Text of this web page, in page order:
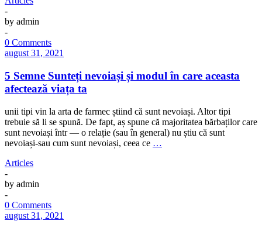
-
by admin
-
0 Comments
august 31, 2021
5 Semne Sunteți nevoiași și modul în care aceasta
afectează viața ta
unii tipi vin la arta de farmec știind că sunt nevoiași. Altor tipi
trebuie să li se spună. De fapt, aș spune că majoritatea bărbaților care
sunt nevoiași într — o relație (sau în general) nu știu că sunt
nevoiași-sau cum sunt nevoiași, ceea ce …
Articles
-
by admin
-
0 Comments
august 31, 2021